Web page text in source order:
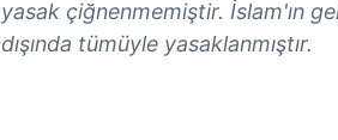
yasak çiğnenmemiştir. İslam'ın
dışında tümüyle yasaklanmıştır.